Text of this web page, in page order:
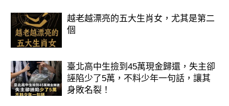
越老越漂亮的五大生肖女，尤其是第二
個
臺北高中生撿到45萬現金歸還，失主卻
誣陷少了5萬，不料少年一句話，讓其
身敗名裂！